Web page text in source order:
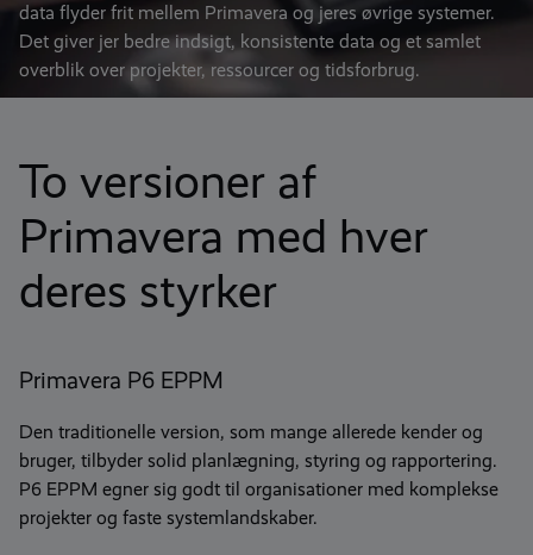
data flyder frit mellem Primavera og jeres øvrige systemer.
Det giver jer bedre indsigt, konsistente data og et samlet
overblik over projekter, ressourcer og tidsforbrug.
To versioner af
Primavera med hver
deres styrker
Primavera P6 EPPM
Den traditionelle version, som mange allerede kender og
bruger, tilbyder solid planlægning, styring og rapportering.
P6 EPPM egner sig godt til organisationer med komplekse
projekter og faste systemlandskaber.